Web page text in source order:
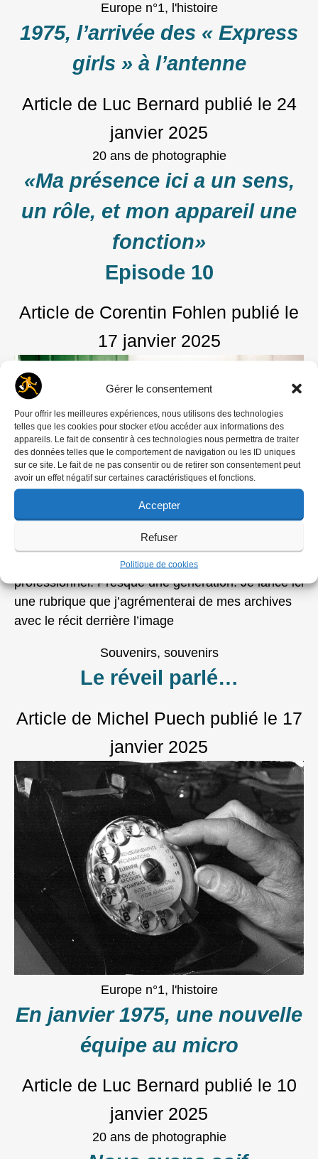
Gérer le consentement
Pour offrir les meilleures expériences, nous utilisons des technologies
telles que les cookies pour stocker et/ou accéder aux informations des
appareils. Le fait de consentir à ces technologies nous permettra de traiter
des données telles que le comportement de navigation ou les ID uniques
sur ce site. Le fait de ne pas consentir ou de retirer son consentement peut
avoir un effet négatif sur certaines caractéristiques et fonctions.
Accepter
Refuser
Politique de cookies
Europe n°1, l'histoire
1975, l’arrivée des « Express
girls » à l’antenne
Article de Luc Bernard publié le 24
janvier 2025
20 ans de photographie
«Ma présence ici a un sens,
un rôle, et mon appareil une
fonction»
Episode 10
Article de Corentin Fohlen publié le
17 janvier 2025
Voilà, cela fait 20 ans que je suis photographe
professionnel. Presque une génération. Je lance ici
une rubrique que j’agrémenterai de mes archives
avec le récit derrière l’image
Souvenirs, souvenirs
Le réveil parlé…
Article de Michel Puech publié le 17
janvier 2025
Europe n°1, l'histoire
En janvier 1975, une nouvelle
équipe au micro
Article de Luc Bernard publié le 10
janvier 2025
20 ans de photographie